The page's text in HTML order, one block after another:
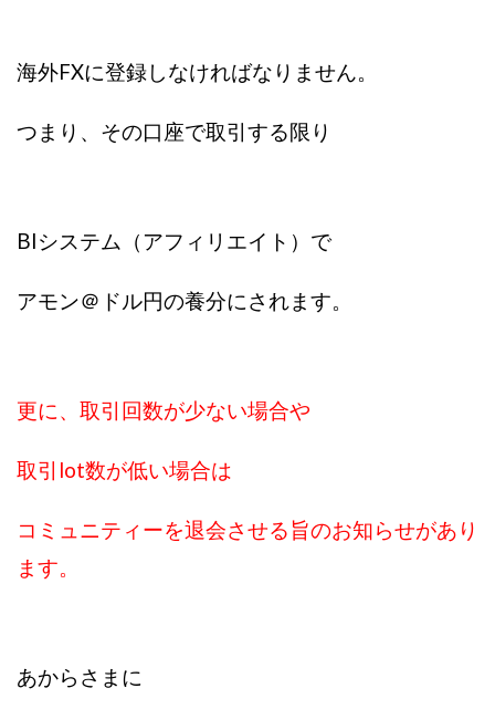
海外FXに登録しなければなりません。
つまり、その口座で取引する限り
BIシステム（アフィリエイト）で
アモン＠ドル円の養分にされます。
更に、取引回数が少ない場合や
取引lot数が低い場合は
コミュニティーを退会させる旨のお知らせがあり
ます。
あからさまに